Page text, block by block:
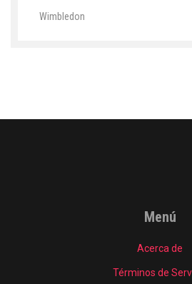
Wimbledon
Menú
Acerca de
Términos de